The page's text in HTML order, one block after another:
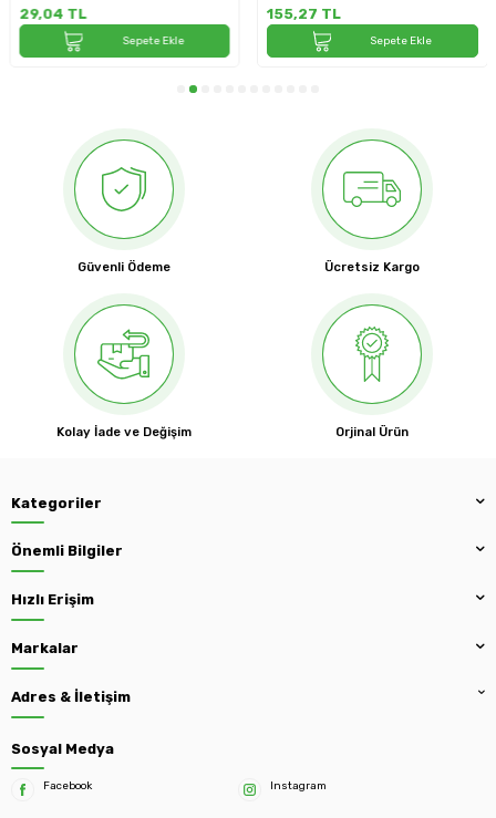
29,04 TL
Sepete Ekle
155,27 TL
Sepete Ekle
Güvenli Ödeme Ücretsiz Kargo
Kolay İade ve Değişim Orjinal Ürün
Kategoriler
Önemli Bilgiler
Hızlı Erişim
Markalar
Adres & İletişim
Sosyal Medya
Facebook Instagram